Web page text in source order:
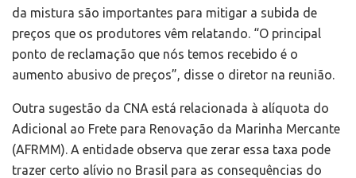
da mistura são importantes para mitigar a subida de
preços que os produtores vêm relatando. “O principal
ponto de reclamação que nós temos recebido é o
aumento abusivo de preços”, disse o diretor na reunião.
Outra sugestão da CNA está relacionada à alíquota do
Adicional ao Frete para Renovação da Marinha Mercante
(AFRMM). A entidade observa que zerar essa taxa pode
trazer certo alívio no Brasil para as consequências do